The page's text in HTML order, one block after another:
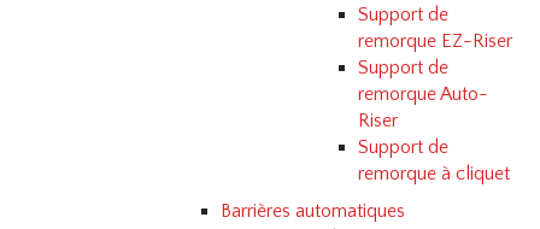
Support de
remorque EZ-Riser
Support de
remorque Auto-
Riser
Support de
remorque à cliquet
Barrières automatiques